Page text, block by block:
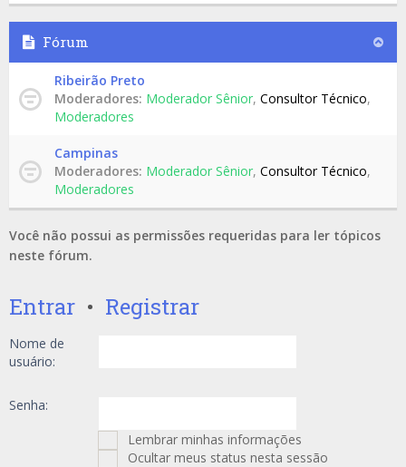
Fórum
Ribeirão Preto
Moderadores: Moderador Sênior, Consultor Técnico,
Moderadores
Campinas
Moderadores: Moderador Sênior, Consultor Técnico,
Moderadores
Você não possui as permissões requeridas para ler tópicos
neste fórum.
Entrar • Registrar
Nome de
usuário:
Senha:
Lembrar minhas informações
Ocultar meus status nesta sessão